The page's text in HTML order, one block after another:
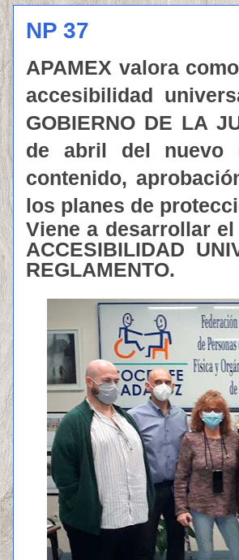
NP 37
APAMEX valora
accesibilidad
GOBIERNO DE LA
de abril del nuevo
contenido,
los planes de
Viene a desarrollar
ACCESIBILIDAD
REGLAMENTO.